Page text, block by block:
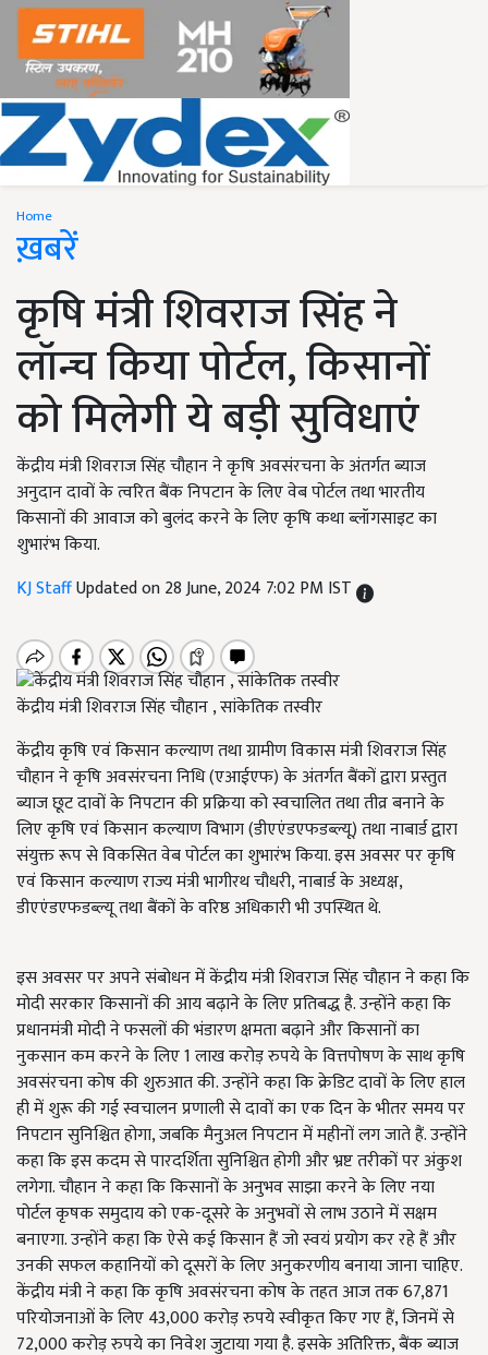
Home
ख़बरें
कृषि मंत्री शिवराज सिंह ने
लॉन्च किया पोर्टल, किसानों
को मिलेगी ये बड़ी सुविधाएं
केंद्रीय मंत्री शिवराज सिंह चौहान ने कृषि अवसंरचना के अंतर्गत ब्याज
अनुदान दावों के त्वरित बैंक निपटान के लिए वेब पोर्टल तथा भारतीय
किसानों की आवाज को बुलंद करने के लिए कृषि कथा ब्लॉगसाइट का
शुभारंभ किया.
KJ StaffUpdated on 28 June, 2024 7:02 PM IST
केंद्रीय मंत्री शिवराज सिंह चौहान , सांकेतिक तस्वीर
केंद्रीय कृषि एवं किसान कल्याण तथा ग्रामीण विकास मंत्री शिवराज सिंह
चौहान ने कृषि अवसंरचना निधि (एआईएफ) के अंतर्गत बैंकों द्वारा प्रस्तुत
ब्याज छूट दावों के निपटान की प्रक्रिया को स्वचालित तथा तीव्र बनाने के
लिए कृषि एवं किसान कल्याण विभाग (डीएएंडएफडब्ल्यू) तथा नाबार्ड द्वारा
संयुक्त रूप से विकसित वेब पोर्टल का शुभारंभ किया. इस अवसर पर कृषि
एवं किसान कल्याण राज्य मंत्री भागीरथ चौधरी, नाबार्ड के अध्यक्ष,
डीएएंडएफडब्ल्यू तथा बैंकों के वरिष्ठ अधिकारी भी उपस्थित थे.
इस अवसर पर अपने संबोधन में केंद्रीय मंत्री शिवराज सिंह चौहान ने कहा कि
मोदी सरकार किसानों की आय बढ़ाने के लिए प्रतिबद्ध है. उन्होंने कहा कि
प्रधानमंत्री मोदी ने फसलों की भंडारण क्षमता बढ़ाने और किसानों का
नुकसान कम करने के लिए 1 लाख करोड़ रुपये के वित्तपोषण के साथ कृषि
अवसंरचना कोष की शुरुआत की. उन्होंने कहा कि क्रेडिट दावों के लिए हाल
ही में शुरू की गई स्वचालन प्रणाली से दावों का एक दिन के भीतर समय पर
निपटान सुनिश्चित होगा, जबकि मैनुअल निपटान में महीनों लग जाते हैं. उन्होंने
कहा कि इस कदम से पारदर्शिता सुनिश्चित होगी और भ्रष्ट तरीकों पर अंकुश
लगेगा. चौहान ने कहा कि किसानों के अनुभव साझा करने के लिए नया
पोर्टल कृषक समुदाय को एक-दूसरे के अनुभवों से लाभ उठाने में सक्षम
बनाएगा. उन्होंने कहा कि ऐसे कई किसान हैं जो स्वयं प्रयोग कर रहे हैं और
उनकी सफल कहानियों को दूसरों के लिए अनुकरणीय बनाया जाना चाहिए.
केंद्रीय मंत्री ने कहा कि कृषि अवसंरचना कोष के तहत आज तक 67,871
परियोजनाओं के लिए 43,000 करोड़ रुपये स्वीकृत किए गए हैं, जिनमें से
72,000 करोड़ रुपये का निवेश जुटाया गया है. इसके अतिरिक्त, बैंक ब्याज